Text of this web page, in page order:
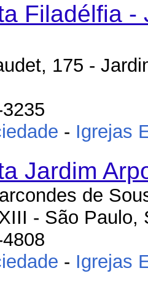
Filadélfia -
175 -
- Igrejas
Jardim
de
- São Paulo,
- Igrejas